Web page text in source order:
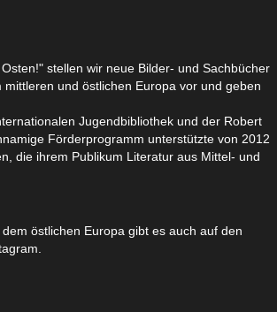
stellen wir neue Bilder- und Sachbücher
und östlichen Europa vor und geben
Jugendbibliothek und der Robert
Förderprogramm unterstützte von 2012
die ihrem Publikum Literatur aus Mittel- und
östlichen Europa gibt es auch auf den